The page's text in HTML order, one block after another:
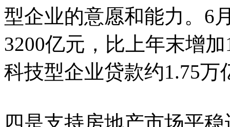
型企业的意愿和能力。6
3200亿元，比上年末增
科技型企业贷款约1.75万
四是支持房地产市场平